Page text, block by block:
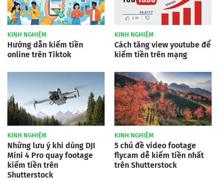
KINH NGHIỆM
Hướng dẫn kiếm tiền
online trên Tiktok
KINH NGHIỆM
Cách tăng view youtube để
kiếm tiền trên mạng
KINH NGHIỆM
Những lưu ý khi dùng DJI
Mini 4 Pro quay footage
kiếm tiền trên
Shutterstock
KINH NGHIỆM
5 chủ đề video footage
flycam dễ kiếm tiền nhất
trên Shutterstock